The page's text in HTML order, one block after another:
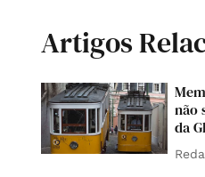
Artigos
não
da